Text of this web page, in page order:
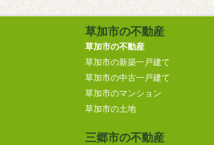
草加市の不動産
草加市の不動産
草加市の新築一戸建て
草加市の中古一戸建て
草加市のマンション
草加市の土地
三郷市の不動産